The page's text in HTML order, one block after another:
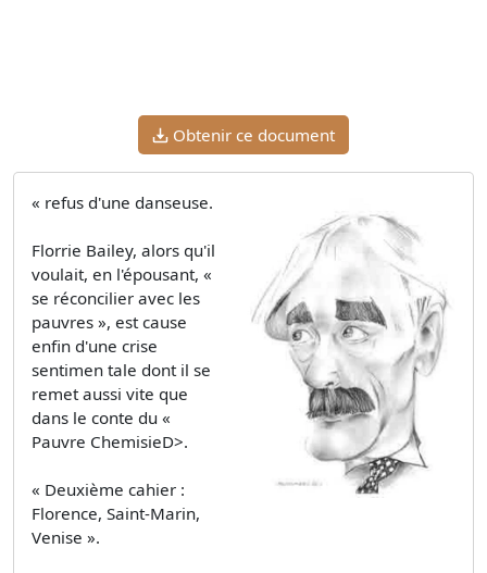
Obtenir ce document
« refus d'une danseuse.
Florrie Bailey, alors qu'il
voulait, en l'épousant, «
se réconcilier avec les
pauvres », est cause
enfin d'une crise
sentimen­ tale dont il se
remet aussi vite que
dans le conte du «
Pauvre ChemisieD>.
« Deuxième cahier :
Florence, Saint-Marin,
Venise ».